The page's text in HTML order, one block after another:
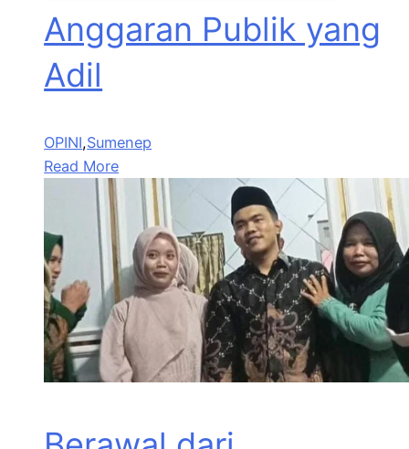
Anggaran Publik yang
Adil
OPINI,Sumenep
Read More